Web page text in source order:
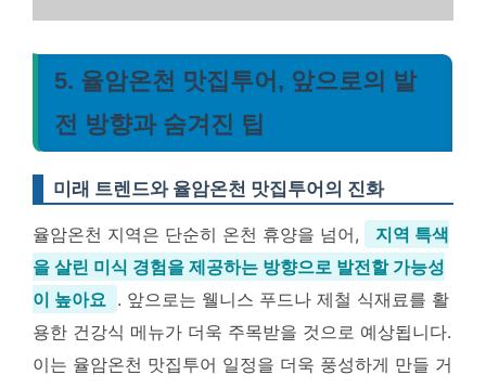
5. 율암온천 맛집투어, 앞으로의 발
전 방향과 숨겨진 팁
미래 트렌드와 율암온천 맛집투어의 진화
율암온천 지역은 단순히 온천 휴양을 넘어,
지역 특색
을 살린 미식 경험을 제공하는 방향으로 발전할 가능성
이 높아요
. 앞으로는 웰니스 푸드나 제철 식재료를 활
용한 건강식 메뉴가 더욱 주목받을 것으로 예상됩니다.
이는 율암온천 맛집투어 일정을 더욱 풍성하게 만들 거